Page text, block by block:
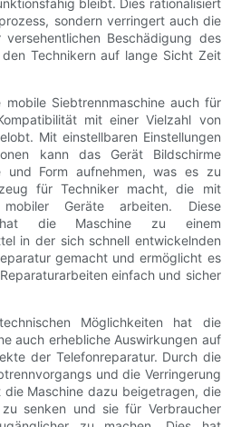
sondern verringert auch die
versehentlichen Beschädigung des
Technikern auf lange Sicht Zeit
Siebtrennmaschine auch für
mit einer Vielzahl von
Mit einstellbaren Einstellungen
kann das Gerät Bildschirme
und Form aufnehmen, was es zu
für Techniker macht, die mit
Geräte arbeiten. Diese
hat die Maschine zu einem
in der sich schnell entwickelnden
gemacht und ermöglicht es
einfach und sicher
Möglichkeiten hat die
auch erhebliche Auswirkungen auf
der Telefonreparatur. Durch die
und die Verringerung
die Maschine dazu beigetragen, die
zu senken und sie für Verbraucher